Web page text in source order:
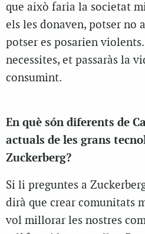
que això faria la societat
els les donaven, potser no
potser es posarien
necessites, et passaràs la
consumint.
En què són diferents de
actuals de les grans
Zuckerberg?
Si li preguntes a
dirà que crear comunitats
vol millorar les nostres